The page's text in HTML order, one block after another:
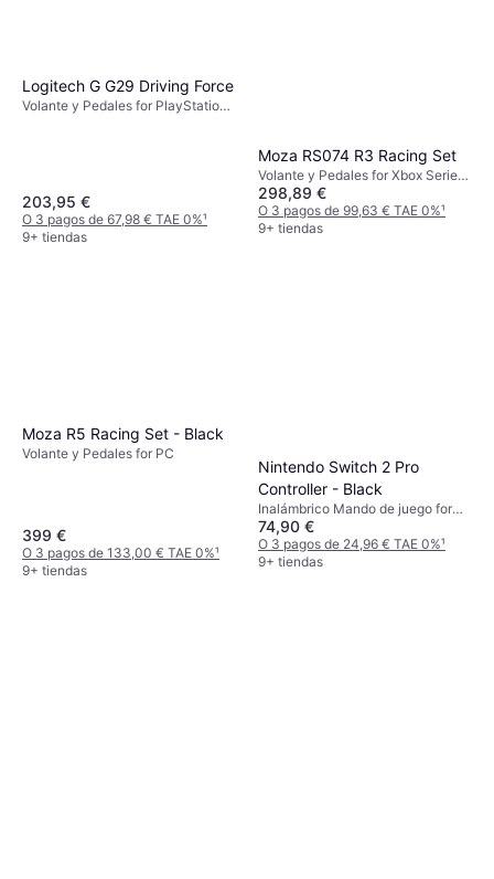
Logitech G G29 Driving Force
Volante y Pedales for PlayStation
203,95 €
O 3 pagos de 67,98 € TAE 0%¹
9+ tiendas
Moza RS074 R3 Racing Set
Volante y Pedales for Xbox Series
S, Xbox One, Xbox Series X, PC
298,89 €
O 3 pagos de 99,63 € TAE 0%¹
9+ tiendas
Moza R5 Racing Set - Black
Volante y Pedales for PC
399 €
O 3 pagos de 133,00 € TAE 0%¹
9+ tiendas
Nintendo Switch 2 Pro
Controller - Black
Inalámbrico Mando de juego for
Nintendo Switch 2
74,90 €
O 3 pagos de 24,96 € TAE 0%¹
9+ tiendas